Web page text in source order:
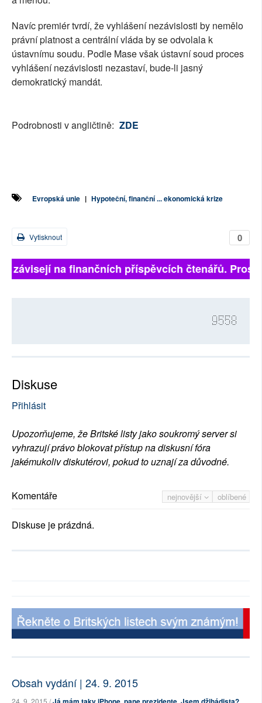
Navíc premiér tvrdí, že vyhlášení nezávislosti by nemělo
právní platnost a centrální vláda by se odvolala k
ústavnímu soudu. Podle Mase však ústavní soud proces
vyhlášení nezávislosti nezastaví, bude-li jasný
demokratický mandát.
Podrobnosti v angličtině: ZDE
Evropská unie | Hypoteční, finanční ... ekonomická krize
0
Vytisknout
závisejí na finančních příspěvcích čtenářů.
9558
Diskuse
Přihlásit
Upozorňujeme, že Britské listy jako soukromý server si
vyhrazují právo blokovat přístup na diskusní fóra
jakémukoliv diskutérovi, pokud to uznají za důvodné.
nejnovější oblíbené
Komentáře
Diskuse je prázdná.
Obsah vydání | 24. 9. 2015